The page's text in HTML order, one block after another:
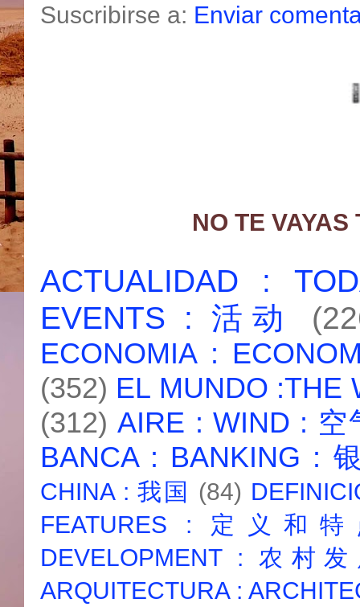
Suscribirse a: Enviar
NO TE
ACTUALIDAD :
EVENTS : 活动
ECONOMIA :
(352) EL MUNDO :THE
(312) AIRE : WIND : 空
BANCA : BANKING :
CHINA : 我国 (84)
FEATURES : 定义和
DEVELOPMENT : 农村
ARQUITECTURA :